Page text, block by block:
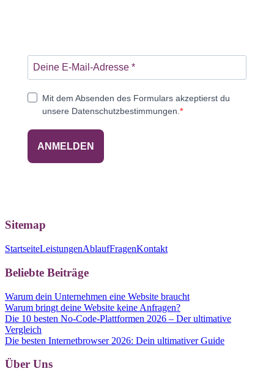
Mit dem Absenden des Formulars akzeptierst du
unsere Datenschutzbestimmungen.
ANMELDEN
Sitemap
StartseiteLeistungenAblaufFragenKontakt
Beliebte Beiträge
Warum dein Unternehmen eine Website braucht
Warum bringt deine Website keine Anfragen?
Die 10 besten No-Code-Plattformen 2026 – Der ultimative
Vergleich
Die besten Internetbrowser 2026: Dein ultimativer Guide
Über Uns